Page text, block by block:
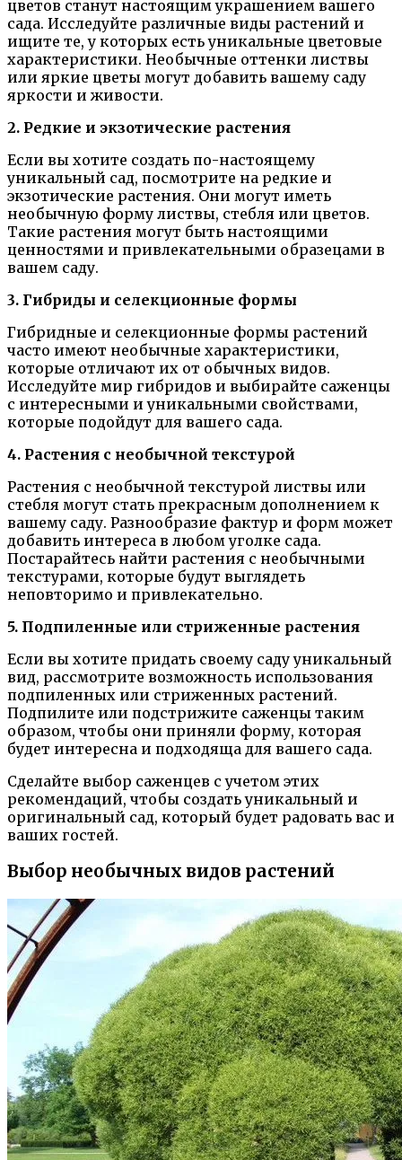
цветов станут настоящим украшением вашего
сада. Исследуйте различные виды растений и
ищите те, у которых есть уникальные цветовые
характеристики. Необычные оттенки листвы
или яркие цветы могут добавить вашему саду
яркости и живости.
2. Редкие и экзотические растения
Если вы хотите создать по-настоящему
уникальный сад, посмотрите на редкие и
экзотические растения. Они могут иметь
необычную форму листвы, стебля или цветов.
Такие растения могут быть настоящими
ценностями и привлекательными образецами в
вашем саду.
3. Гибриды и селекционные формы
Гибридные и селекционные формы растений
часто имеют необычные характеристики,
которые отличают их от обычных видов.
Исследуйте мир гибридов и выбирайте саженцы
с интересными и уникальными свойствами,
которые подойдут для вашего сада.
4. Растения с необычной текстурой
Растения с необычной текстурой листвы или
стебля могут стать прекрасным дополнением к
вашему саду. Разнообразие фактур и форм может
добавить интереса в любом уголке сада.
Постарайтесь найти растения с необычными
текстурами, которые будут выглядеть
неповторимо и привлекательно.
5. Подпиленные или стриженные растения
Если вы хотите придать своему саду уникальный
вид, рассмотрите возможность использования
подпиленных или стриженных растений.
Подпилите или подстрижите саженцы таким
образом, чтобы они приняли форму, которая
будет интересна и подходяща для вашего сада.
Сделайте выбор саженцев с учетом этих
рекомендаций, чтобы создать уникальный и
оригинальный сад, который будет радовать вас и
ваших гостей.
Выбор необычных видов растений